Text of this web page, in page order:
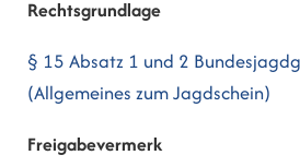
Rechtsgrundlage
§ 15 Absatz 1 und 2
(Allgemeines zum Jagdschein)
Freigabevermerk